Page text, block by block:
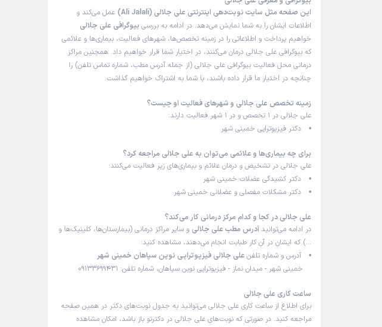
این صفحه مثل سایت نوبت‌دهی اینترنتی علی جلالی (Ali Jalali)
عمل می‌کند و
اطلاعات ایشان را به شما نمایش می‌دهد. در ادامه به بررسی بیوگرافی علی جلالی
خواهیم پرداخت و اطلاعاتی را در زمینه تخصص‌ها، شهرهای فعالیت، بیماری‌ها و علائمی
که بیوگرافی علی جلالی درمان می‌کنند، در اختیار شما قرار خواهیم داد. همچنین مراکز
درمانی محل فعالیت بیوگرافی علی جلالی (از جمله آدرس مطب، شماره تماس تلفن) را
چنانچه در اختیار ما قرار داده باشند، با شما به اشتراک خواهیم گذاشت.
زمینه تخصص علی جلالی و شهرهای فعالیت او چیست؟
علی جلالی در 1 تخصص و در 1 شهر فعالیت دارند:
دکتر فیزیوتراپی خمینی شهر
برای چه بیماری‌ها و علائمی می‌توان به علی جلالی مراجعه کرد؟
علی جلالی در تشخیص و درمان علائم و بیماری‌های زیر فعالیت می‌کنند:
دکتر کشیدگی عضلات خمینی شهر
دکتر مشکلات مفصلی و عضلانی خمینی شهر
علی جلالی در کجا و کدام مرکز درمانی کار می‌کند؟
در ادامه می‌توانید آدرس مطب علی جلالی و سایر مراکز درمانی (بیمارستان‌ها، کلینیک‌ها و
…) که ایشان در آن کار طبابت انجام می‌دهند، مشاهده کنید:
آدرس و شماره تلفن علی جلالی فیزیوتراپی نوین سپاهان خمینی شهر
خمینی شهر - میدان نماز - فیزیوتراپی نوین سپاهان، شماره تلفن: 09133699431
ساعت کاری علی جلالی
برای اطلاع از ساعت کاری علی جلالی می‌توانید به جدول نوبت‌های دکتر در همین صفحه
مراجعه کنید. در صورتی که نوبت‌های علی جلالی در دکترتو باز باشد، امکان مشاهده